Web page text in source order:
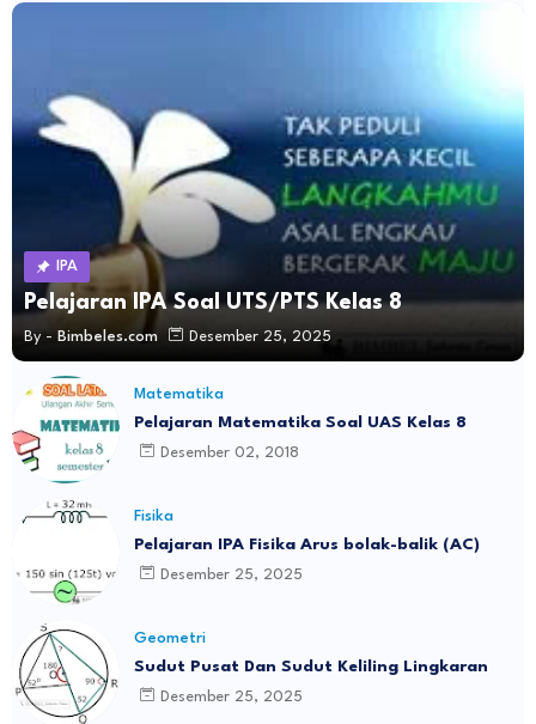
IPA
Pelajaran IPA Soal UTS/PTS Kelas 8
By - Bimbeles.com Desember 25, 2025
Matematika
Pelajaran Matematika Soal UAS Kelas 8
Desember 02, 2018
Fisika
Pelajaran IPA Fisika Arus bolak-balik (AC)
Desember 25, 2025
Geometri
Sudut Pusat Dan Sudut Keliling Lingkaran
Desember 25, 2025